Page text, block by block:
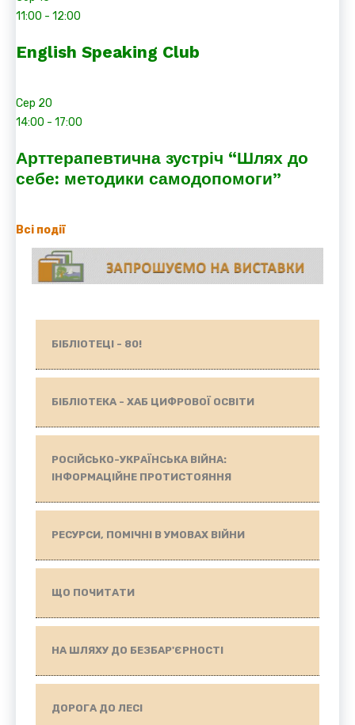
11:00 - 12:00
English Speaking Club
Сер 20
14:00 - 17:00
Арттерапевтична зустріч “Шлях до
себе: методики самодопомоги”
Всі події
БІБЛІОТЕЦІ - 80!
БІБЛІОТЕКА - ХАБ ЦИФРОВОЇ ОСВІТИ
РОСІЙСЬКО-УКРАЇНСЬКА ВІЙНА:
ІНФОРМАЦІЙНЕ ПРОТИСТОЯННЯ
РЕСУРСИ, ПОМІЧНІ В УМОВАХ ВІЙНИ
ЩО ПОЧИТАТИ
НА ШЛЯХУ ДО БЕЗБАР'ЄРНОСТІ
ДОРОГА ДО ЛЕСІ